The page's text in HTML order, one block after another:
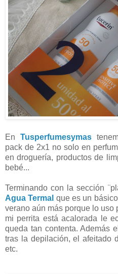
En Tusperfumesymas
pack de 2x1 no solo en
en droguería, productos de
bebé...
Terminando con la sección
Agua Termal que es un
verano aún más porque lo uso
mi perrita está acalorada le
queda tan contenta. Además
tras la depilación, el afeitado
etc.